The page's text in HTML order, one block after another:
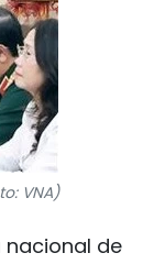
VNA)
nacional de